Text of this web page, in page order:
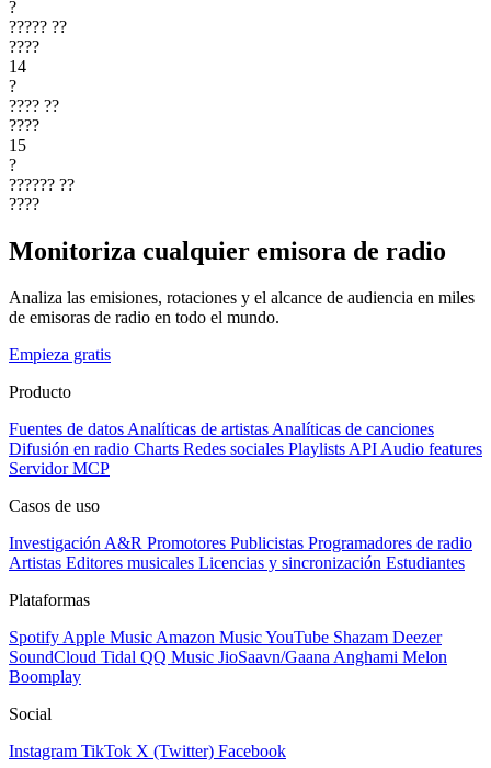
?
????? ??
????
14
?
???? ??
????
15
?
?????? ??
????
Monitoriza cualquier emisora de radio
Analiza las emisiones, rotaciones y el alcance de audiencia en miles
de emisoras de radio en todo el mundo.
Empieza gratis
Producto
Fuentes de datos Analíticas de artistas Analíticas de canciones
Difusión en radio Charts Redes sociales Playlists API Audio features
Servidor MCP
Casos de uso
Investigación A&R Promotores Publicistas Programadores de radio
Artistas Editores musicales Licencias y sincronización Estudiantes
Plataformas
Spotify Apple Music Amazon MusicYouTube Shazam Deezer
SoundCloud Tidal QQ Music JioSaavn/Gaana Anghami Melon
Boomplay
Social
Instagram TikTok X (Twitter) Facebook